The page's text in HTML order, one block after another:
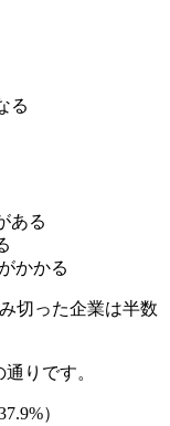
る
ある
かかる
切った企業は半数
りです。
）